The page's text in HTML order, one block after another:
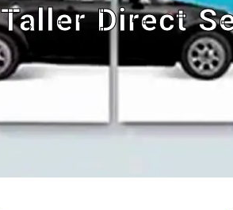
Taller Direct